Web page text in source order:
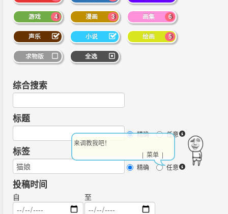
4
游戏 3
漫画 6
画集
声乐 小说 5
绘画
求物版 全选
综合搜索
标题
精确 任意
标签
精确 任意
投稿时间
自 至
来调教我吧！
| 菜单 |